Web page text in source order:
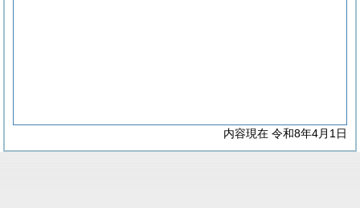
内容現在 令和8年4月1日